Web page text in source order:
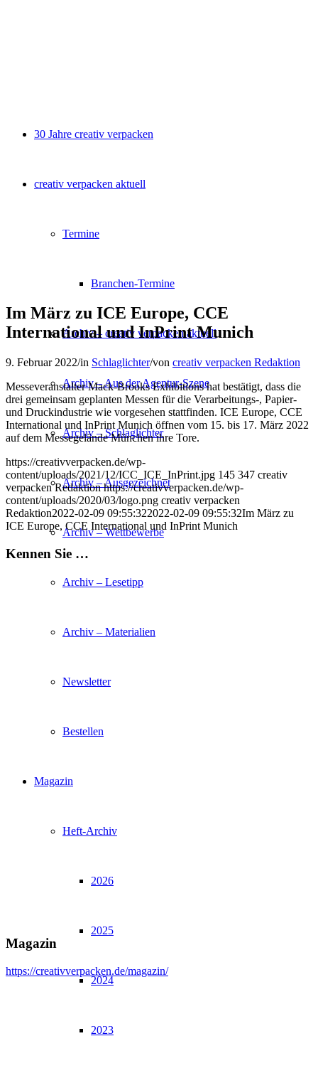
30 Jahre creativ verpacken
creativ verpacken aktuell
Termine
Branchen-Termine
Archiv – creativ verpacken aktuell
Archiv – Aus der Agentur-Szene
Archiv – Schlaglichter
Archiv – Ausgezeichnet
Archiv – Wettbewerbe
Archiv – Lesetipp
Archiv – Materialien
Newsletter
Bestellen
Magazin
Heft-Archiv
2026
2025
2024
2023
Im März zu ICE Europe, CCE
International und InPrint Munich
9. Februar 2022/in Schlaglichter/von creativ verpacken Redaktion
Messeveranstalter Mack-Brooks Exhibitions hat bestätigt, dass die
drei gemeinsam geplanten Messen für die Verarbeitungs-, Papier-
und Druckindustrie wie vorgesehen stattfinden. ICE Europe, CCE
International und InPrint Munich öffnen vom 15. bis 17. März 2022
auf dem Messegelände München ihre Tore.
https://creativverpacken.de/wp-
content/uploads/2021/12/ICC_ICE_InPrint.jpg 145 347 creativ
verpacken Redaktion https://creativverpacken.de/wp-
content/uploads/2020/03/logo.png creativ verpacken
Redaktion2022-02-09 09:55:322022-02-09 09:55:32Im März zu
ICE Europe, CCE International und InPrint Munich
Kennen Sie …
Magazin
https://creativverpacken.de/magazin/